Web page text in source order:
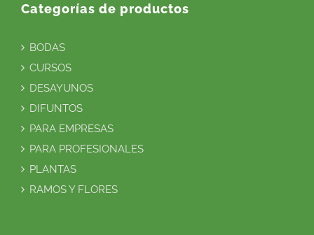
Categorías de productos
BODAS
CURSOS
DESAYUNOS
DIFUNTOS
PARA EMPRESAS
PARA PROFESIONALES
PLANTAS
RAMOS Y FLORES